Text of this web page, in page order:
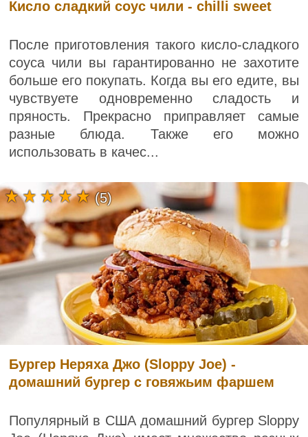
Кисло сладкий соус чили - chilli sweet
После приготовления такого кисло-сладкого
соуса чили вы гарантированно не захотите
больше его покупать. Когда вы его едите, вы
чувствуете одновременно сладость и
пряность. Прекрасно приправляет самые
разные блюда. Также его можно
использовать в качес...
Бургер Неряха Джо (Sloppy Joe) -
домашний бургер с говяжьим фаршем
Популярный в США домашний бургер Sloppy
(5)